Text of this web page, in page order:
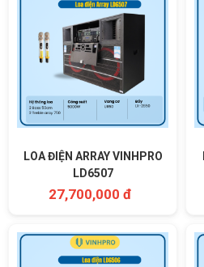
LOA ĐIỆN ARRAY VINHPRO
LD6507
27,700,000 đ